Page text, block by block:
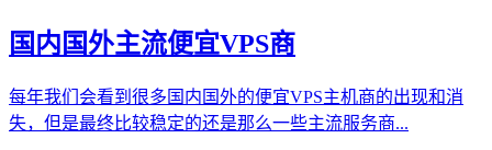
国内国外主流便宜VPS商
每年我们会看到很多国内国外的便宜VPS主机商的出现和消
失，但是最终比较稳定的还是那么一些主流服务商...